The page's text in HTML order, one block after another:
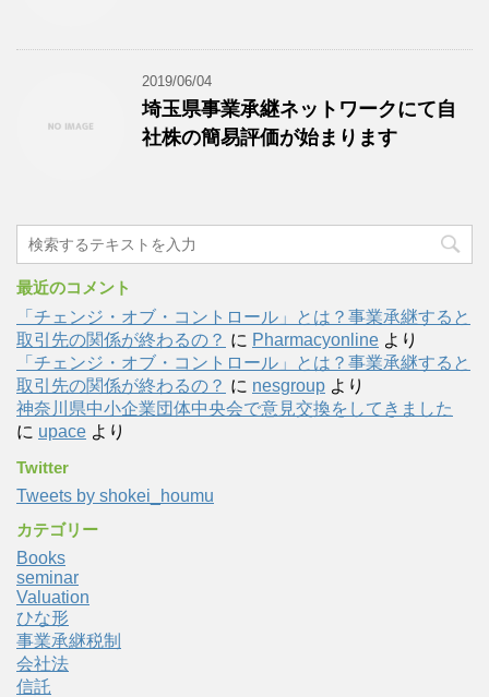
2019/06/04
埼玉県事業承継ネットワークにて自
社株の簡易評価が始まります
最近のコメント
「チェンジ・オブ・コントロール」とは？事業承継すると
取引先の関係が終わるの？ に Pharmacyonline より
「チェンジ・オブ・コントロール」とは？事業承継すると
取引先の関係が終わるの？ に nesgroup より
神奈川県中小企業団体中央会で意見交換をしてきました
に upace より
Twitter
Tweets by shokei_houmu
カテゴリー
Books
seminar
Valuation
ひな形
事業承継税制
会社法
信託